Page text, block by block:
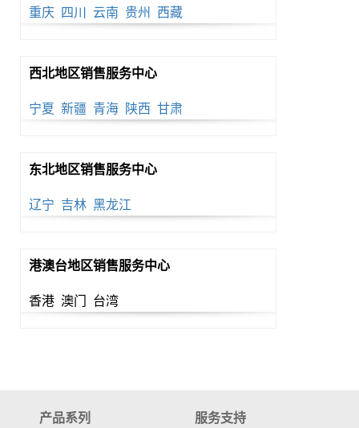
重庆 四川 云南 贵州 西藏
西北地区销售服务中心
宁夏 新疆 青海 陕西 甘肃
东北地区销售服务中心
辽宁 吉林 黑龙江
港澳台地区销售服务中心
香港 澳门 台湾
产品系列 服务支持